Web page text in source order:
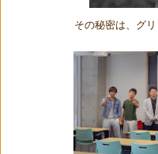
その秘密は、グ